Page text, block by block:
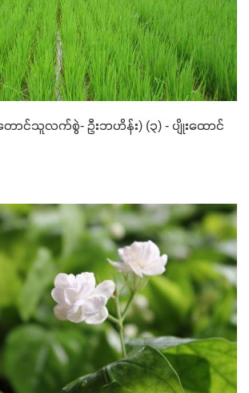
တောင်သူလက်စွဲ- ဦးဘဟိန်း) (၃) - ပျိုးထောင်